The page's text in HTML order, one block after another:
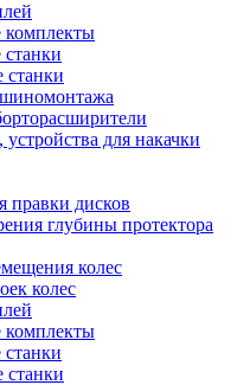
станки
устройства для накачки
правки дисков
глубины протектора
колес
колеc
станки